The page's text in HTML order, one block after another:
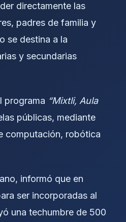
directamente las
padres de familia y
se destina a la
y secundarias
programa “Mixtli, Aula
públicas, mediante
computación, robótica
informó que en
ser incorporadas al
una techumbre de 500